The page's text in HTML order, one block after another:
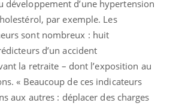
développement d’une hypertension
par exemple. Les
sont nombreux : huit
d’un accident
la retraite – dont l’exposition au
« Beaucoup de ces indicateurs
aux autres : déplacer des charges